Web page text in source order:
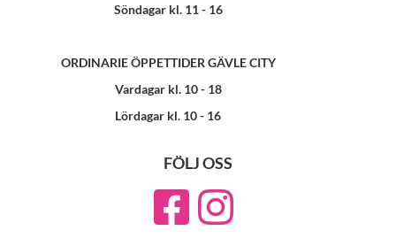
Söndagar kl. 11 - 16
ORDINARIE ÖPPETTIDER GÄVLE CITY
Vardagar kl. 10 - 18
Lördagar kl. 10 - 16
FÖLJ OSS